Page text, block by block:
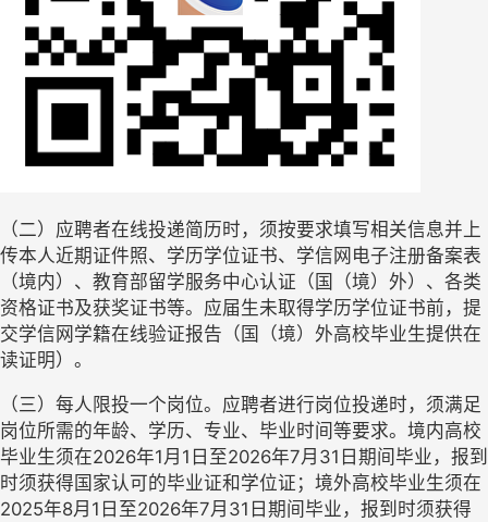
（二）应聘者在线投递简历时，须按要求填写相关信息并上
传本人近期证件照、学历学位证书、学信网电子注册备案表
（境内）、教育部留学服务中心认证（国（境）外）、各类
资格证书及获奖证书等。应届生未取得学历学位证书前，提
交学信网学籍在线验证报告（国（境）外高校毕业生提供在
读证明）。
（三）每人限投一个岗位。应聘者进行岗位投递时，须满足
岗位所需的年龄、学历、专业、毕业时间等要求。境内高校
毕业生须在2026年1月1日至2026年7月31日期间毕业，报到
时须获得国家认可的毕业证和学位证；境外高校毕业生须在
2025年8月1日至2026年7月31日期间毕业，报到时须获得